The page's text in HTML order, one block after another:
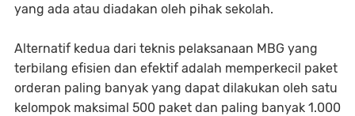
yang ada atau diadakan oleh pihak sekolah.
Alternatif kedua dari teknis pelaksanaan MBG yang
terbilang efisien dan efektif adalah memperkecil paket
orderan paling banyak yang dapat dilakukan oleh satu
kelompok maksimal 500 paket dan paling banyak 1.000